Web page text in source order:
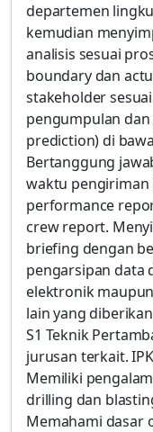
departemen
kemudian
analisis sesuai
boundary dan
stakeholder
pengumpulan dan
prediction) di
Bertanggung
waktu pengiriman
performance
crew report.
briefing dengan
pengarsipan data
elektronik
lain yang
S1 Teknik
jurusan terkait.
Memiliki
drilling dan
Memahami dasar